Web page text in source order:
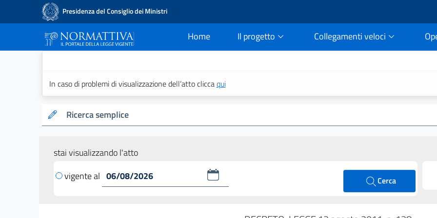
Presidenza del Consiglio dei Ministri
Home
current Il progetto Collegamenti veloci
In caso di problemi di visualizzazione dell’atto cliccaqui
Ricerca semplice
stai visualizzando l'atto
vigente al
Cerca